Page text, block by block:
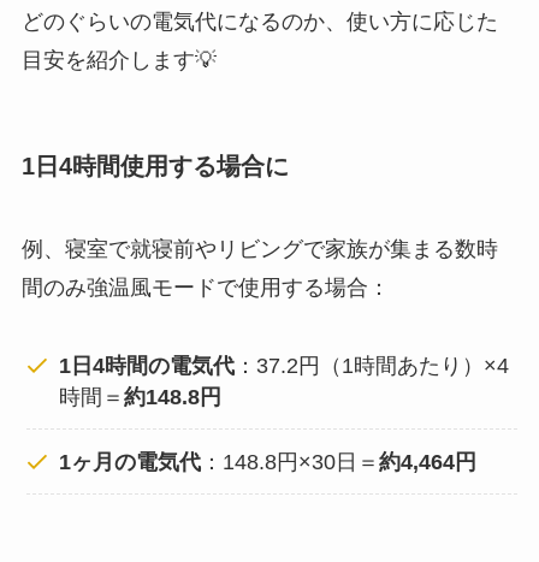
どのぐらいの電気代になるのか、使い方に応じた
目安を紹介します💡
1日4時間使用する場合に
例、寝室で就寝前やリビングで家族が集まる数時
間のみ強温風モードで使用する場合：
1日4時間の電気代 ：37.2円（1時間あたり）×4
時間＝約148.8円
1ヶ月の電気代 ：148.8円×30日＝約4,464円